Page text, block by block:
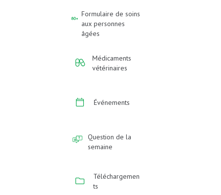
Formulaire de soins
aux personnes
âgées
Médicaments
vétérinaires
Événements
Question de la
semaine
Téléchargemen
ts